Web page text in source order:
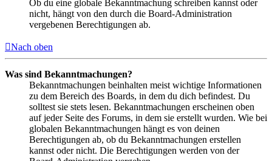
Ob du eine globale Bekanntmachung schreiben kannst oder
nicht, hängt von den durch die Board-Administration
vergebenen Berechtigungen ab.
Nach oben
Was sind Bekanntmachungen?
Bekanntmachungen beinhalten meist wichtige Informationen
zu dem Bereich des Boards, in dem du dich befindest. Du
solltest sie stets lesen. Bekanntmachungen erscheinen oben
auf jeder Seite des Forums, in dem sie erstellt wurden. Wie bei
globalen Bekanntmachungen hängt es von deinen
Berechtigungen ab, ob du Bekanntmachungen erstellen
kannst oder nicht. Die Berechtigungen werden von der